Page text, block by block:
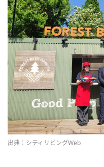
出典：シティリビングWeb